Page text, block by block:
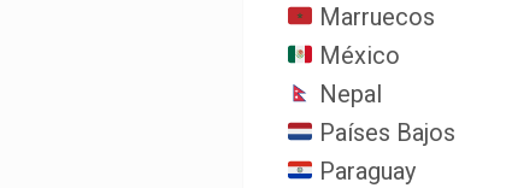
Marruecos
México
Nepal
Países Bajos
Paraguay